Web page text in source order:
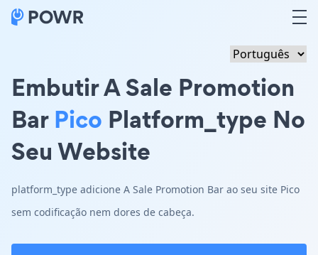
Embutir A Sale Promotion
BarPico Platform_type No
Seu Website
platform_type adicione A Sale Promotion Bar ao seu site Pico
sem codificação nem dores de cabeça.